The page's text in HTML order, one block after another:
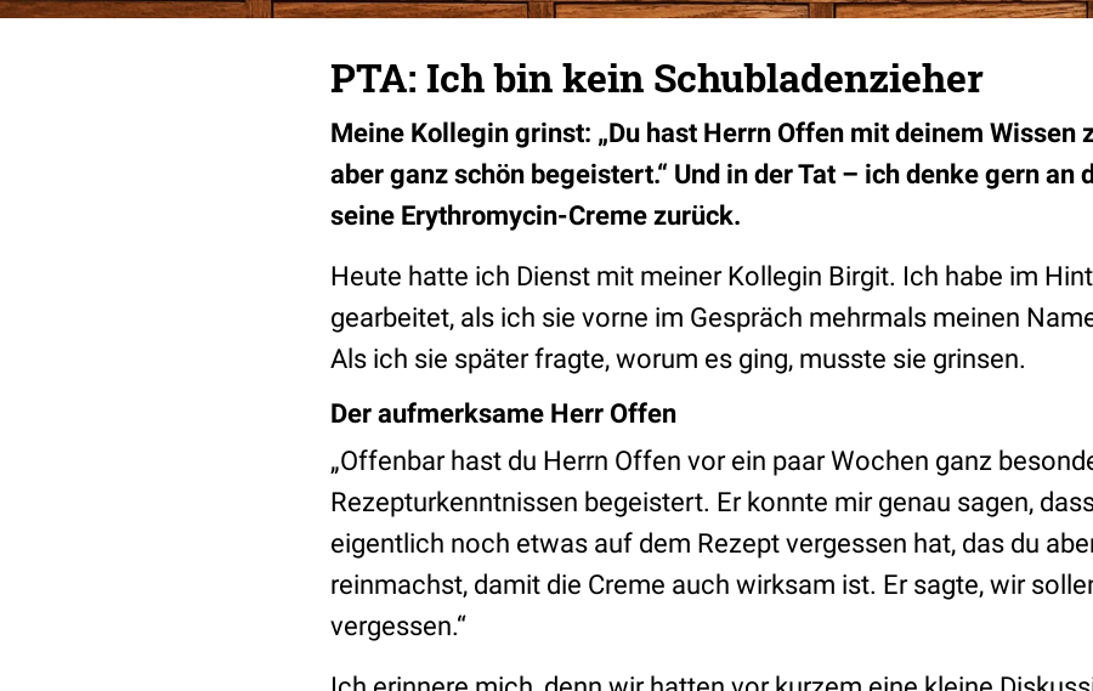
PTA: Ich bin kein Schubladenzieher
Meine Kollegin grinst: „Du hast Herrn Offen mit deinem Wissen
aber ganz schön begeistert.“ Und in der Tat – ich denke gern an
seine Erythromycin-Creme zurück.
Heute hatte ich Dienst mit meiner Kollegin Birgit. Ich habe im
gearbeitet, als ich sie vorne im Gespräch mehrmals meinen
Als ich sie später fragte, worum es ging, musste sie grinsen.
Der aufmerksame Herr Offen
„Offenbar hast du Herrn Offen vor ein paar Wochen ganz
Rezepturkenntnissen begeistert. Er konnte mir genau sagen,
eigentlich noch etwas auf dem Rezept vergessen hat, das du
reinmachst, damit die Creme auch wirksam ist. Er sagte, wir
vergessen.“